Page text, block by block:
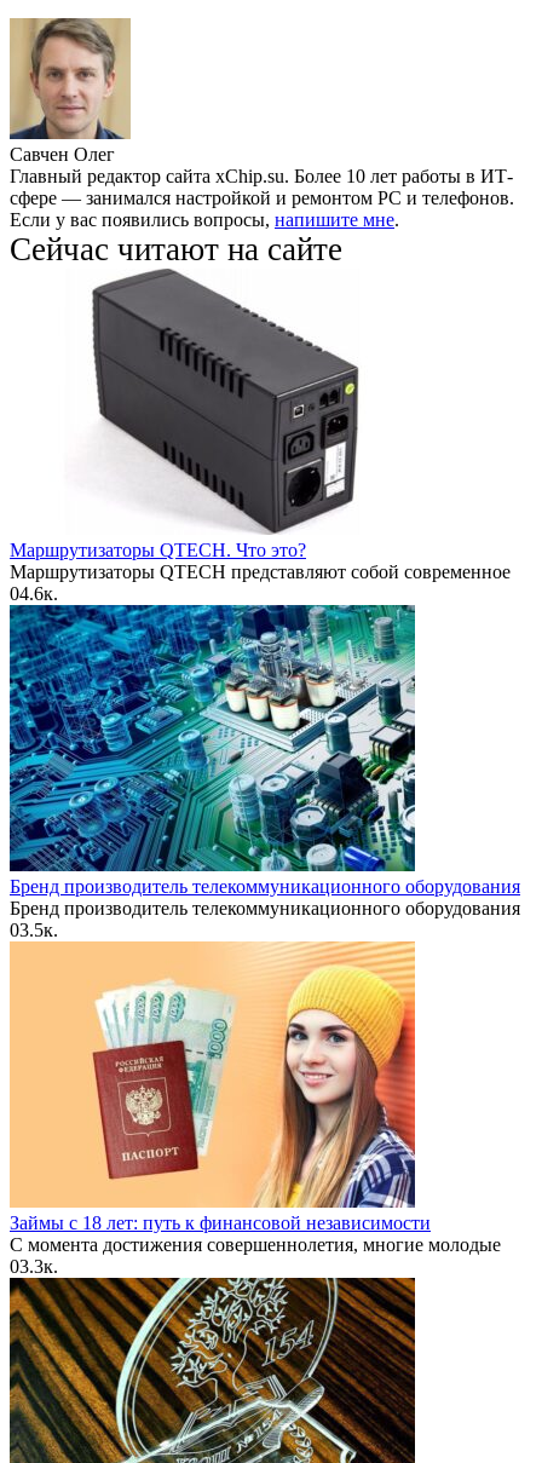
Савчен Олег
Главный редактор сайта xChip.su. Более 10 лет работы в ИТ-
сфере — занимался настройкой и ремонтом PC и телефонов.
Если у вас появились вопросы, напишите мне.
Сейчас читают на сайте
Маршрутизаторы QTECH. Что это?
Маршрутизаторы QTECH представляют собой современное
04.6к.
Бренд производитель телекоммуникационного оборудования
Бренд производитель телекоммуникационного оборудования
03.5к.
Займы с 18 лет: путь к финансовой независимости
С момента достижения совершеннолетия, многие молодые
03.3к.